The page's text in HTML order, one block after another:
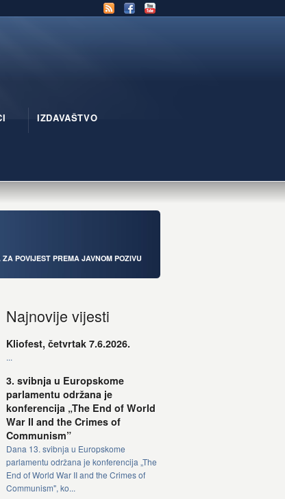
IZDAVAŠTVO
POVIJEST PREMA JAVNOM POZIVU
Najnovije vijesti
Kliofest, četvrtak 7.6.2026.
...
3. svibnja u Europskome
parlamentu održana je
konferencija „The End of World
War II and the Crimes of
Communism”
Dana 13. svibnja u Europskome
parlamentu održana je konferencija „The
End of World War II and the Crimes of
Communism", ko...